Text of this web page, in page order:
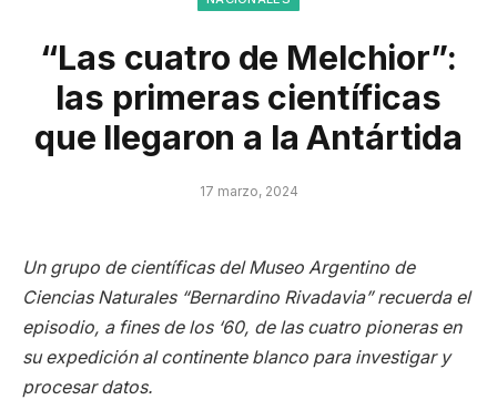
“Las cuatro de Melchior”:
las primeras científicas
que llegaron a la Antártida
17 marzo, 2024
Un grupo de científicas del Museo Argentino de
Ciencias Naturales “Bernardino Rivadavia” recuerda el
episodio, a fines de los ‘60, de las cuatro pioneras en
su expedición al continente blanco para investigar y
procesar datos.